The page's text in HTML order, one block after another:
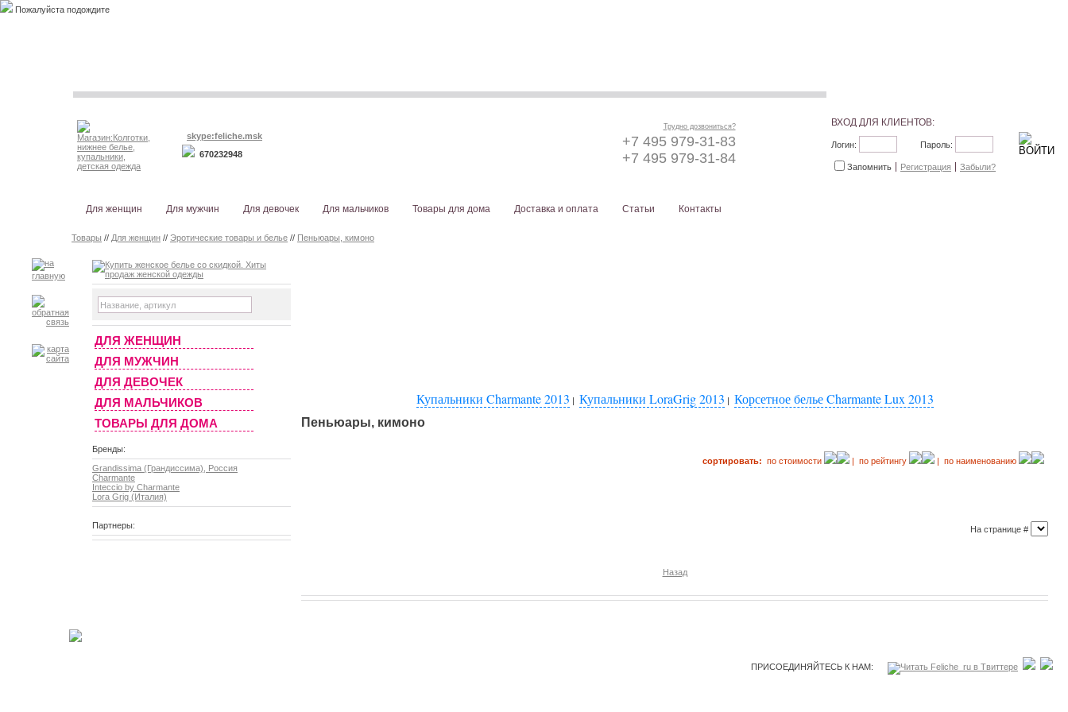
Пожалуйста подождите
skype:feliche.msk
670232948
Трудно дозвониться?
+7 495 979-31-83
+7 495 979-31-84
ВХОД ДЛЯ КЛИЕНТОВ:
Логин: Пароль:
Запомнить Регистрация Забыли?
Для женщин Для мужчин Для девочек Для мальчиков Товары для дома Доставка и оплата Статьи Контакты
Товары // Для женщин // Эротические товары и белье // Пеньюары, кимоно
ДЛЯ ЖЕНЩИН
ДЛЯ МУЖЧИН
ДЛЯ ДЕВОЧЕК
ДЛЯ МАЛЬЧИКОВ
ТОВАРЫ ДЛЯ ДОМА
Бренды:
Grandissima (Грандиссима), Россия
Charmante
Inteccio by Charmante
Lora Grig (Италия)
Партнеры:
Купальники Charmante 2013 | Купальники LoraGrig 2013 | Корсетное белье Charmante Lux 2013
Пеньюары, кимоно
сортировать: по стоимости | по рейтингу | по наименованию
На странице #
Назад
ПРИСОЕДИНЯЙТЕСЬ К НАМ: